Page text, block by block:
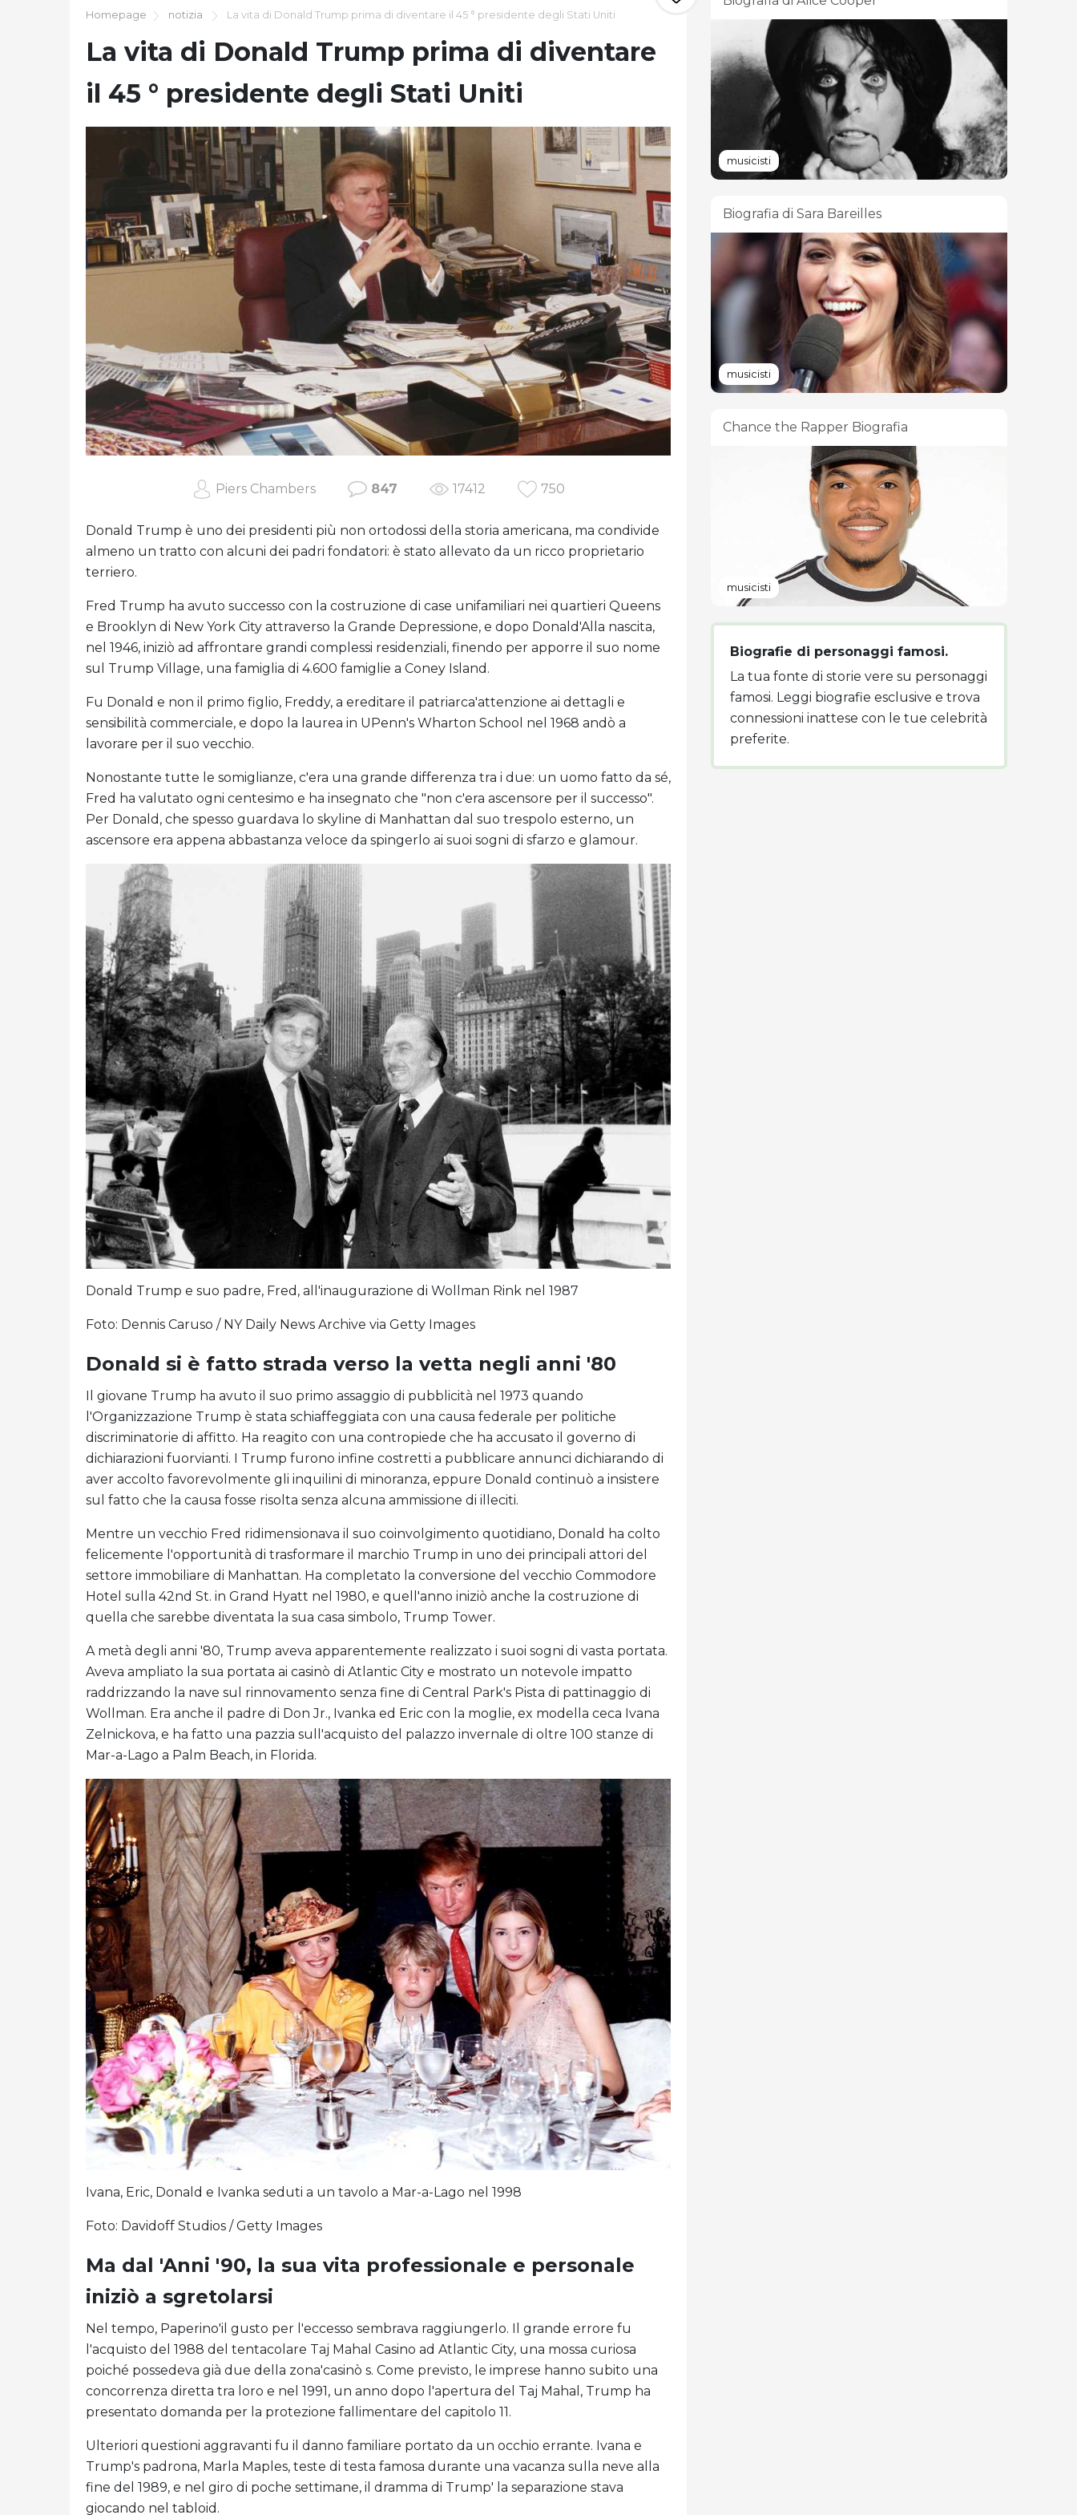
Homepage notizia La vita di Donald Trump prima di diventare il 45 ° presidente degli Stati Uniti
La vita di Donald Trump prima di diventare
il 45 ° presidente degli Stati Uniti
Piers Chambers 847 17412 750
Donald Trump è uno dei presidenti più non ortodossi della storia americana, ma condivide
almeno un tratto con alcuni dei padri fondatori: è stato allevato da un ricco proprietario
terriero.
Fred Trump ha avuto successo con la costruzione di case unifamiliari nei quartieri Queens
e Brooklyn di New York City attraverso la Grande Depressione, e dopo Donald'Alla nascita,
nel 1946, iniziò ad affrontare grandi complessi residenziali, finendo per apporre il suo nome
sul Trump Village, una famiglia di 4.600 famiglie a Coney Island.
Fu Donald e non il primo figlio, Freddy, a ereditare il patriarca'attenzione ai dettagli e
sensibilità commerciale, e dopo la laurea in UPenn's Wharton School nel 1968 andò a
lavorare per il suo vecchio.
Nonostante tutte le somiglianze, c'era una grande differenza tra i due: un uomo fatto da sé,
Fred ha valutato ogni centesimo e ha insegnato che "non c'era ascensore per il successo".
Per Donald, che spesso guardava lo skyline di Manhattan dal suo trespolo esterno, un
ascensore era appena abbastanza veloce da spingerlo ai suoi sogni di sfarzo e glamour.
Donald Trump e suo padre, Fred, all'inaugurazione di Wollman Rink nel 1987
Foto: Dennis Caruso / NY Daily News Archive via Getty Images
Donald si è fatto strada verso la vetta negli anni '80
Il giovane Trump ha avuto il suo primo assaggio di pubblicità nel 1973 quando
l'Organizzazione Trump è stata schiaffeggiata con una causa federale per politiche
discriminatorie di affitto. Ha reagito con una contropiede che ha accusato il governo di
dichiarazioni fuorvianti. I Trump furono infine costretti a pubblicare annunci dichiarando di
aver accolto favorevolmente gli inquilini di minoranza, eppure Donald continuò a insistere
sul fatto che la causa fosse risolta senza alcuna ammissione di illeciti.
Mentre un vecchio Fred ridimensionava il suo coinvolgimento quotidiano, Donald ha colto
felicemente l'opportunità di trasformare il marchio Trump in uno dei principali attori del
settore immobiliare di Manhattan. Ha completato la conversione del vecchio Commodore
Hotel sulla 42nd St. in Grand Hyatt nel 1980, e quell'anno iniziò anche la costruzione di
quella che sarebbe diventata la sua casa simbolo, Trump Tower.
A metà degli anni '80, Trump aveva apparentemente realizzato i suoi sogni di vasta portata.
Aveva ampliato la sua portata ai casinò di Atlantic City e mostrato un notevole impatto
raddrizzando la nave sul rinnovamento senza fine di Central Park's Pista di pattinaggio di
Wollman. Era anche il padre di Don Jr., Ivanka ed Eric con la moglie, ex modella ceca Ivana
Zelnickova, e ha fatto una pazzia sull'acquisto del palazzo invernale di oltre 100 stanze di
Mar-a-Lago a Palm Beach, in Florida.
Ivana, Eric, Donald e Ivanka seduti a un tavolo a Mar-a-Lago nel 1998
Foto: Davidoff Studios / Getty Images
Ma dal 'Anni '90, la sua vita professionale e personale
iniziò a sgretolarsi
Nel tempo, Paperino'il gusto per l'eccesso sembrava raggiungerlo. Il grande errore fu
l'acquisto del 1988 del tentacolare Taj Mahal Casino ad Atlantic City, una mossa curiosa
poiché possedeva già due della zona'casinò s. Come previsto, le imprese hanno subito una
concorrenza diretta tra loro e nel 1991, un anno dopo l'apertura del Taj Mahal, Trump ha
presentato domanda per la protezione fallimentare del capitolo 11.
Ulteriori questioni aggravanti fu il danno familiare portato da un occhio errante. Ivana e
Trump's padrona, Marla Maples, teste di testa famosa durante una vacanza sulla neve alla
fine del 1989, e nel giro di poche settimane, il dramma di Trump' la separazione stava
giocando nel tabloid.
musicisti
Biografia di Sara Bareilles
musicisti
Chance the Rapper Biografia
musicisti
Biografie di personaggi famosi.
La tua fonte di storie vere su personaggi
famosi. Leggi biografie esclusive e trova
connessioni inattese con le tue celebrità
preferite.